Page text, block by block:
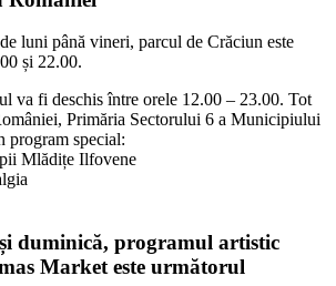
luni până vineri, parcul de Crăciun este
și 22.00.
va fi deschis între orele 12.00 – 23.00. Tot
Primăria Sectorului 6 a Municipiului
program special:
Mlădițe Ilfovene
duminică, programul artistic
Market este următorul